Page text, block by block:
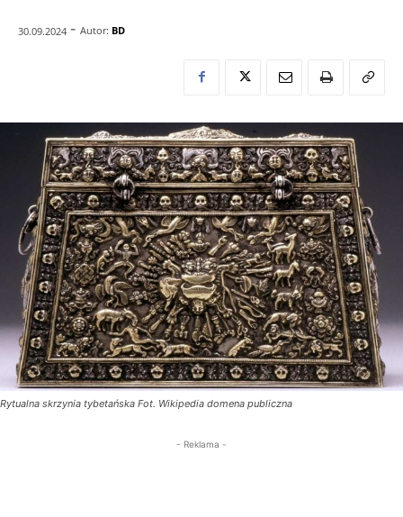
30.09.2024 - Autor: BD
Rytualna skrzynia tybetańska Fot. Wikipedia domena publiczna
- Reklama -